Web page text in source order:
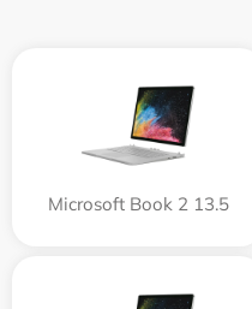
Microsoft Book 2 13.5